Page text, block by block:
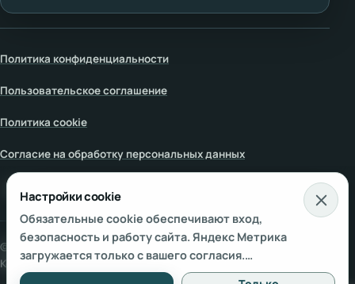
Политика конфиденциальности
Пользовательское соглашение
Политика cookie
Согласие на обработку персональных данных
Настройки cookie
© 2000– 2026
АНО «Международная Академия
Космоэнергетики» . Все права защищены.
Настройки cookie
Обязательные cookie обеспечивают вход,
безопасность и работу сайта. Яндекс Метрика
загружается только с вашего согласия.
Подробнее — вПолитике использования cookieи